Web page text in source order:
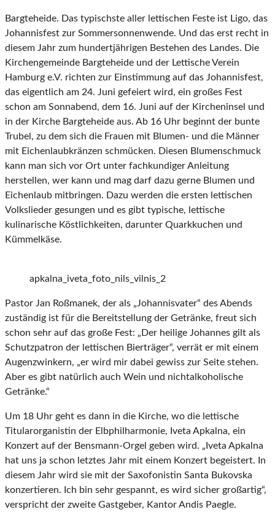
Bargteheide. Das typischste aller lettischen Feste ist Ligo, das
Johannisfest zur Sommersonnenwende. Und das erst recht in
diesem Jahr zum hundertjährigen Bestehen des Landes. Die
Kirchengemeinde Bargteheide und der Lettische Verein
Hamburg e.V. richten zur Einstimmung auf das Johannisfest,
das eigentlich am 24. Juni gefeiert wird, ein großes Fest
schon am Sonnabend, dem 16. Juni auf der Kircheninsel und
in der Kirche Bargteheide aus. Ab 16 Uhr beginnt der bunte
Trubel, zu dem sich die Frauen mit Blumen- und die Männer
mit Eichenlaubkränzen schmücken. Diesen Blumenschmuck
kann man sich vor Ort unter fachkundiger Anleitung
herstellen, wer kann und mag darf dazu gerne Blumen und
Eichenlaub mitbringen. Dazu werden die ersten lettischen
Volkslieder gesungen und es gibt typische, lettische
kulinarische Köstlichkeiten, darunter Quarkkuchen und
Kümmelkäse.
apkalna_iveta_foto_nils_vilnis_2
Pastor Jan Roßmanek, der als „Johannisvater“ des Abends
zuständig ist für die Bereitstellung der Getränke, freut sich
schon sehr auf das große Fest: „Der heilige Johannes gilt als
Schutzpatron der lettischen Bierträger“, verrät er mit einem
Augenzwinkern, „er wird mir dabei gewiss zur Seite stehen.
Aber es gibt natürlich auch Wein und nichtalkoholische
Getränke.“
Um 18 Uhr geht es dann in die Kirche, wo die lettische
Titularorganistin der Elbphilharmonie, Iveta Apkalna, ein
Konzert auf der Bensmann-Orgel geben wird. „Iveta Apkalna
hat uns ja schon letztes Jahr mit einem Konzert begeistert. In
diesem Jahr wird sie mit der Saxofonistin Santa Bukovska
konzertieren. Ich bin sehr gespannt, es wird sicher großartig“,
verspricht der zweite Gastgeber, Kantor Andis Paegle.